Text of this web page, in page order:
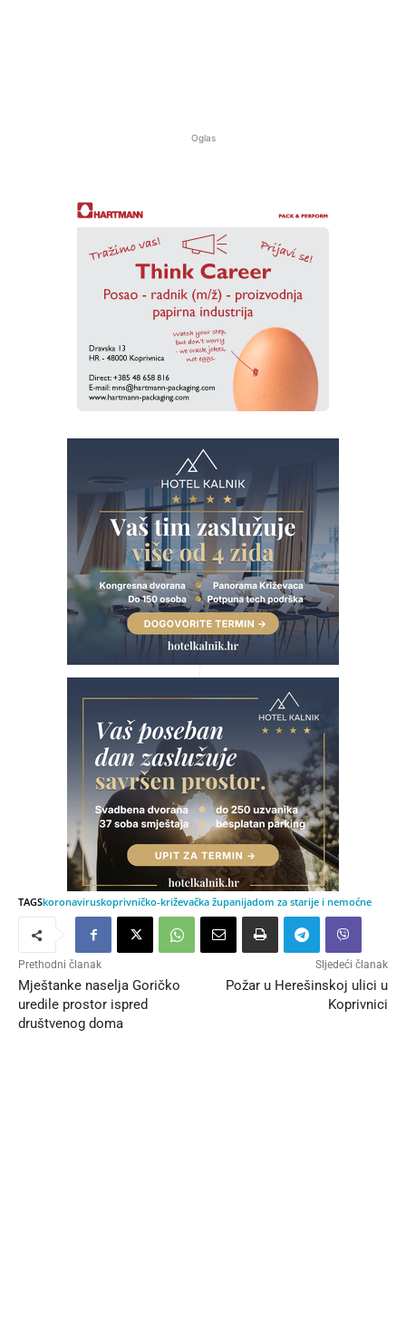
Oglas
TAGSkoronaviruskoprivničko-križevačka županijadom za starije i nemoćne
Prethodni članak
Mještanke naselja Goričko
uredile prostor ispred
društvenog doma
Sljedeći članak
Požar u Herešinskoj ulici u
Koprivnici